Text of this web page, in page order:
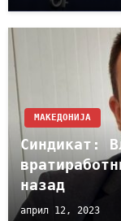
МАКЕДОНИЈА
Синдикат:
назад
април 12, 2023